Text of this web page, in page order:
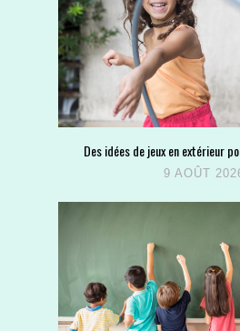
Des idées de jeux en extérieur
9 AOÛT